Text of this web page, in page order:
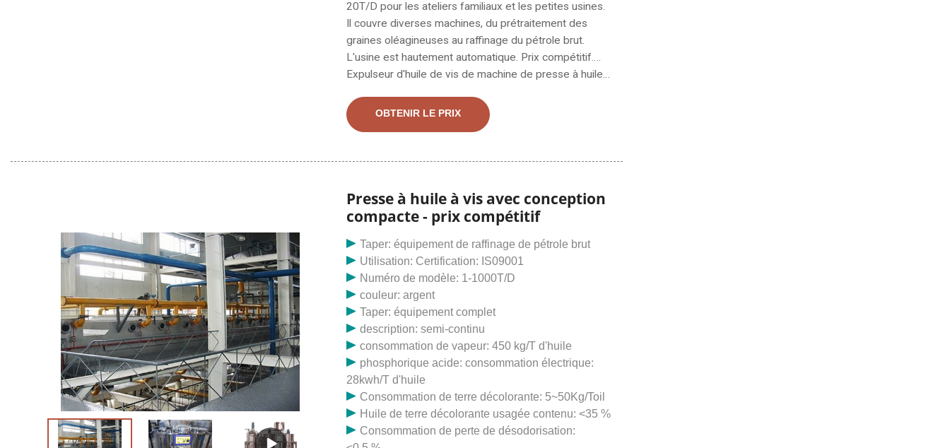
20T/D pour les ateliers familiaux et les petites usines.
Il couvre diverses machines, du prétraitement des
graines oléagineuses au raffinage du pétrole brut.
L'usine est hautement automatique. Prix compétitif….
Expulseur d'huile de vis de machine de presse à huile
d'expulseurs d'huile, de machines d'extraction d'huile,
de presses à huile industrielles, de machines de moulin
coton, du colza, des graines d'abrasin, des graines de
haute teneur en huile.
OBTENIR LE PRIX
Presse à huile à vis avec conception
compacte - prix compétitif
Taper: équipement de raffinage de pétrole brut
Utilisation: Certification: IS09001
Numéro de modèle: 1-1000T/D
couleur: argent
Taper: équipement complet
description: semi-continu
consommation de vapeur: 450 kg/T d'huile
phosphorique acide: consommation électrique:
28kwh/T d'huile
Consommation de terre décolorante: 5~50Kg/Toil
Huile de terre décolorante usagée contenu: <35 %
Consommation de perte de désodorisation: